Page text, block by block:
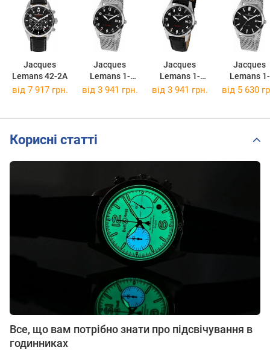
Jacques
Lemans 42-2A
Jacques
Lemans 1-
2002H
Jacques
Lemans 1-
2002A
Jacques
Lemans 1-
2002K
від 7 917 грн. від 3 941 грн. від 3 941 грн. від 5 630
Корисні статті
Все, що вам потрібно знати про підсвічування в
годинниках